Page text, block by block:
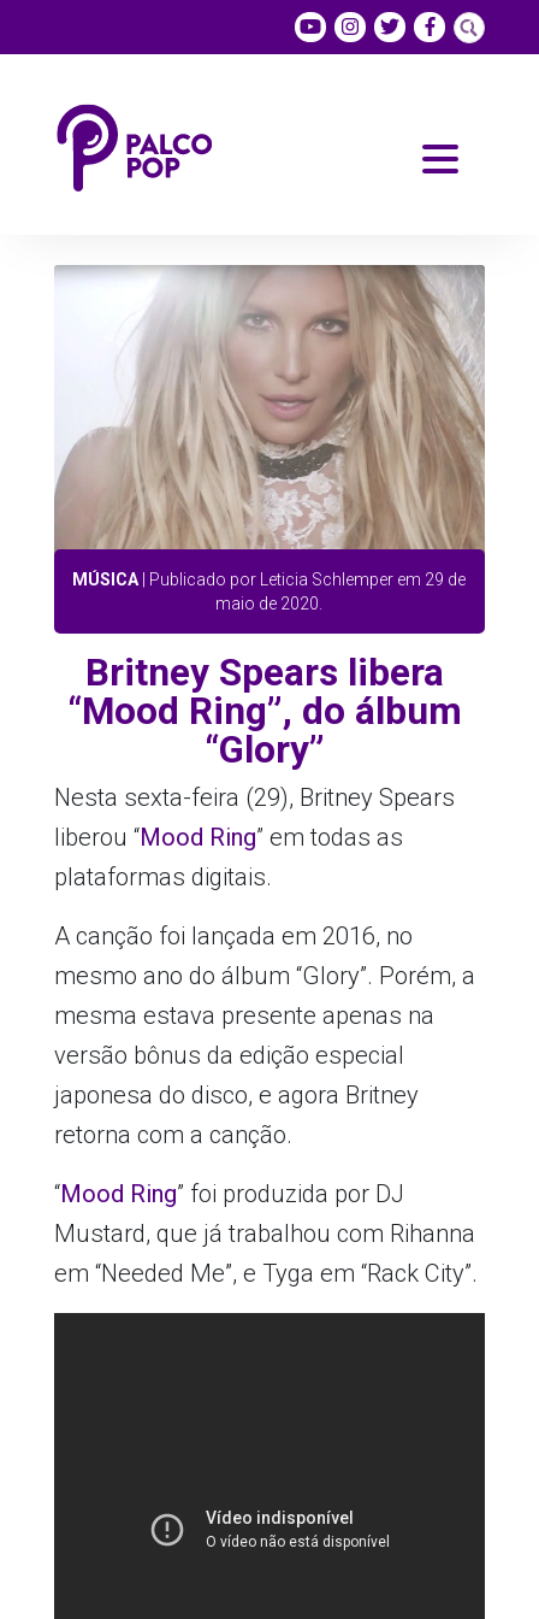
MÚSICA | Publicado por Leticia Schlemper em 29 de
maio de 2020.
Britney Spears libera
“Mood Ring”, do álbum
“Glory”
Nesta sexta-feira (29), Britney Spears
liberou “Mood Ring” em todas as
plataformas digitais.
A canção foi lançada em 2016, no
mesmo ano do álbum “Glory”. Porém, a
mesma estava presente apenas na
versão bônus da edição especial
japonesa do disco, e agora Britney
retorna com a canção.
“Mood Ring” foi produzida por DJ
Mustard, que já trabalhou com Rihanna
em “Needed Me”, e Tyga em “Rack City”.